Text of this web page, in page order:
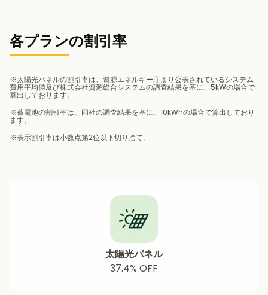
各プランの割引率
※太陽光パネルの割引率は、資源エネルギー庁より公表されているシステム
費用平均値及び株式会社資源総合システムの調査結果を基に、5kWの場合で
算出しております。
※蓄電池の割引率は、同社の調査結果を基に、10kWhの場合で算出しており
ます。
※表示割引率は小数点第2位以下切り捨て。
太陽光パネル
37.4% OFF